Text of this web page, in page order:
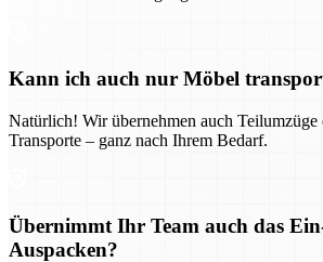
Kann ich auch nur Möbel
Natürlich! Wir übernehmen auch Teilumzüge
Transporte – ganz nach Ihrem Bedarf.
Übernimmt Ihr Team auch das
Auspacken?